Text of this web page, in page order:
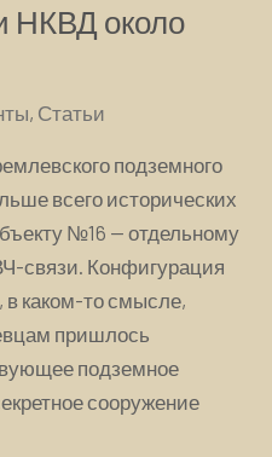
НКВД около
, Статьи
подземного
всего исторических
№16 — отдельному
связи. Конфигурация
в каком-то смысле,
пришлось
подземное
сооружение